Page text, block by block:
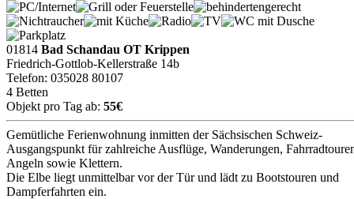
01814 Bad Schandau OT Krippen
Friedrich-Gottlob-Kellerstraße 14b
Telefon: 035028 80107
4 Betten
Objekt pro Tag ab: 55€
Gemütliche Ferienwohnung inmitten der Sächsischen Schweiz-
Ausgangspunkt für zahlreiche Ausflüge, Wanderungen,
Angeln sowie Klettern.
Die Elbe liegt unmittelbar vor der Tür und lädt zu Bootstouren und
Dampferfahrten ein.